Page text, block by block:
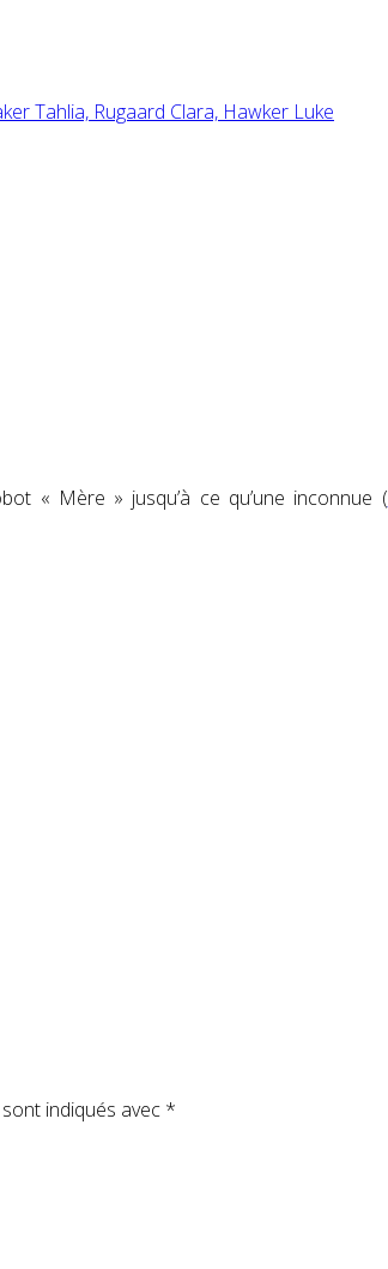
Tahlia, Rugaard Clara, Hawker Luke
« Mère » jusqu’à ce qu’une inconnue (
indiqués avec *